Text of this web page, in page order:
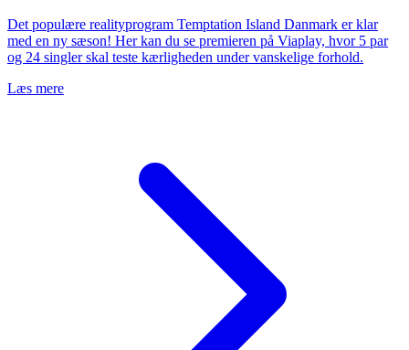
Det populære realityprogram Temptation Island Danmark er klar
med en ny sæson! Her kan du se premieren på Viaplay, hvor 5 par
og 24 singler skal teste kærligheden under vanskelige forhold.
Læs mere